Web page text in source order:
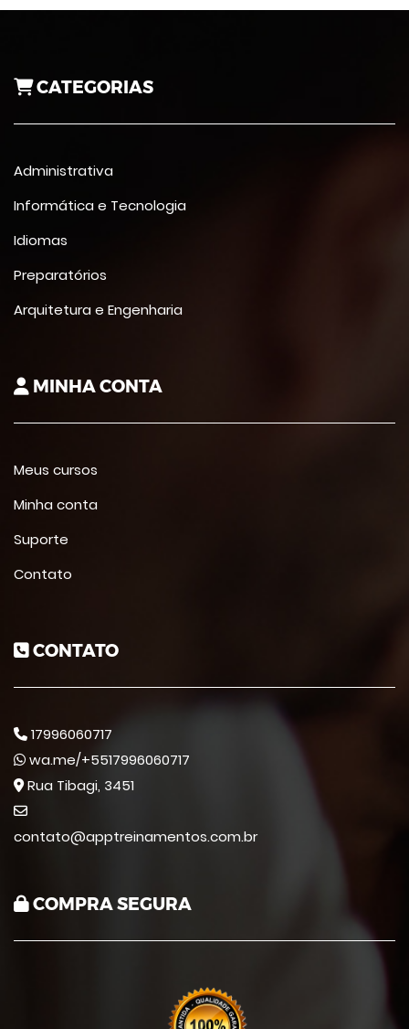
CATEGORIAS
Administrativa
Informática e Tecnologia
Idiomas
Preparatórios
Arquitetura e Engenharia
MINHA CONTA
Meus cursos
Minha conta
Suporte
Contato
CONTATO
17996060717
wa.me/+5517996060717
Rua Tibagi, 3451
contato@apptreinamentos.com.br
COMPRA SEGURA